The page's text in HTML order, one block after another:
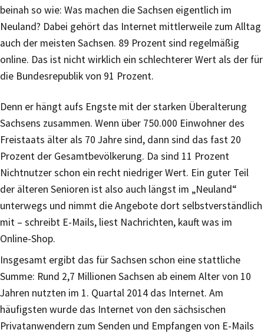
beinah so wie: Was machen die Sachsen eigentlich im
Neuland? Dabei gehört das Internet mittlerweile zum Alltag
auch der meisten Sachsen. 89 Prozent sind regelmäßig
online. Das ist nicht wirklich ein schlechterer Wert als der für
die Bundesrepublik von 91 Prozent.
Denn er hängt aufs Engste mit der starken Überalterung
Sachsens zusammen. Wenn über 750.000 Einwohner des
Freistaats älter als 70 Jahre sind, dann sind das fast 20
Prozent der Gesamtbevölkerung. Da sind 11 Prozent
Nichtnutzer schon ein recht niedriger Wert. Ein guter Teil
der älteren Senioren ist also auch längst im „Neuland“
unterwegs und nimmt die Angebote dort selbstverständlich
mit – schreibt E-Mails, liest Nachrichten, kauft was im
Online-Shop.
Insgesamt ergibt das für Sachsen schon eine stattliche
Summe: Rund 2,7 Millionen Sachsen ab einem Alter von 10
Jahren nutzten im 1. Quartal 2014 das Internet. Am
häufigsten wurde das Internet von den sächsischen
Privatanwendern zum Senden und Empfangen von E-Mails